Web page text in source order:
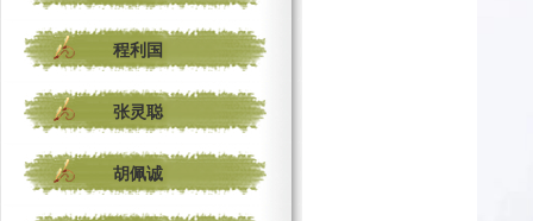
程利国
张灵聪
胡佩诚